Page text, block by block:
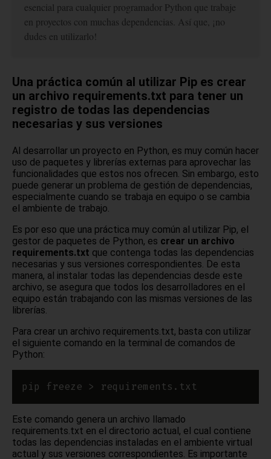
esencial para cualquier programador Python que trabaje
en proyectos con muchas dependencias. Así que, ¡no
dudes en utilizarlo!
Una práctica común al utilizar Pip es crear
un archivo requirements.txt para tener un
registro de todas las dependencias
necesarias y sus versiones
Al desarrollar un proyecto en Python, es muy común hacer
uso de paquetes y librerías externas para aprovechar las
funcionalidades que estos nos ofrecen. Sin embargo, esto
puede generar un problema de gestión de dependencias,
especialmente cuando se trabaja en equipo o se cambia
el ambiente de trabajo.
Es por eso que una práctica muy común al utilizar Pip, el
gestor de paquetes de Python, es crear un archivo
requirements.txt que contenga todas las dependencias
necesarias y sus versiones correspondientes. De esta
manera, al instalar todas las dependencias desde este
archivo, se asegura que todos los desarrolladores en el
equipo están trabajando con las mismas versiones de las
librerías.
Para crear un archivo requirements.txt, basta con utilizar
el siguiente comando en la terminal de comandos de
Python:
Este comando genera un archivo llamado
requirements.txt en el directorio actual, el cual contiene
todas las dependencias instaladas en el ambiente virtual
actual y sus versiones correspondientes. Es importante